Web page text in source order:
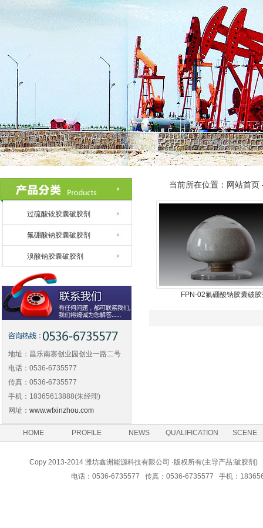
过硫酸铵胶囊破胶剂
氟硼酸钠胶囊破胶剂
溴酸钠胶囊破胶剂
地址：昌乐南寨创业园创业一路二号
电话：0536-6735577
传真：0536-6735577
手机：18365613888(朱经理)
网址： www.wfxinzhou.com
当前所在位置：网站首
FPN-02氟硼酸钠胶囊破
HOME PROFILE NEWS QUALIFICATION SCENE
Copy 2013-2014 潍坊鑫洲能源科技有限公司 ·版权所有(主导产品:破胶
电话：0536-6735577 传真：0536-6735577 手机：